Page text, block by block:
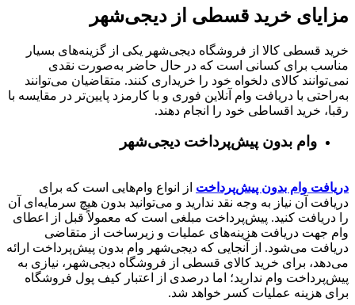
مزایای خرید قسطی از دیجی‌شهر
خرید قسطی کالا از فروشگاه دیجی‌شهر یکی از گزینه‌های بسیار
مناسب برای کسانی است که در حال حاضر به‌صورت نقدی
نمی‌توانند کالای دلخواه خود را خریداری کنند. متقاضیان می‌توانند
به‌راحتی با دریافت وام آنلاین فوری و با کارمزد پایین‌تر در مقایسه با
رقبا، خرید اقساطی خود را انجام دهند.
وام بدون پیش‌پرداخت‌ دیجی‌شهر
دریافت وام بدون پیش‌پرداخت از انواع وام‌هایی است که برای
دریافت آن نیاز به وجه نقد ندارید و می‌توانید بدون هیچ سرمایه‌ای آن
را دریافت کنید. پیش‌پرداخت مبلغی است که معمولاً قبل از اعطای
وام جهت دریافت هزینه‌های عملیات و زیرساخت از متقاضی
دریافت می‌شود. از آنجایی که دیجی‌شهر وام بدون پیش‌پرداخت ارائه
می‌دهد، برای خرید کالای قسطی از فروشگاه دیجی‌شهر، نیازی به
پیش‌پرداخت وام ندارید؛ اما درصدی از اعتبار کیف پول فروشگاه
برای هزینه عملیات کسر خواهد شد.